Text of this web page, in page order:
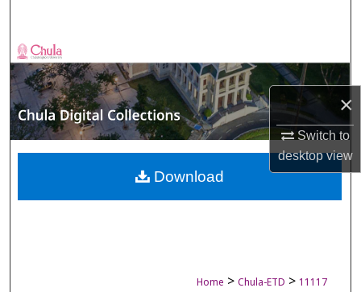
×
Switch to
desktopview
Browse Collections
My Account
About
Digital Commons Network™
Home > Chula-ETD > 11117
Download